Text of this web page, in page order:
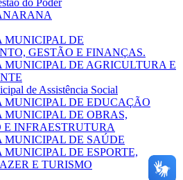
MUNICIPAL DE
GESTÃO E FINANÇAS.
MUNICIPAL DE AGRICULTURA E
de Assistência Social
MUNICIPAL DE EDUCAÇÃO
MUNICIPAL DE OBRAS,
INFRAESTRUTURA
MUNICIPAL DE SAÚDE
MUNICIPAL DE ESPORTE,
E TURISMO